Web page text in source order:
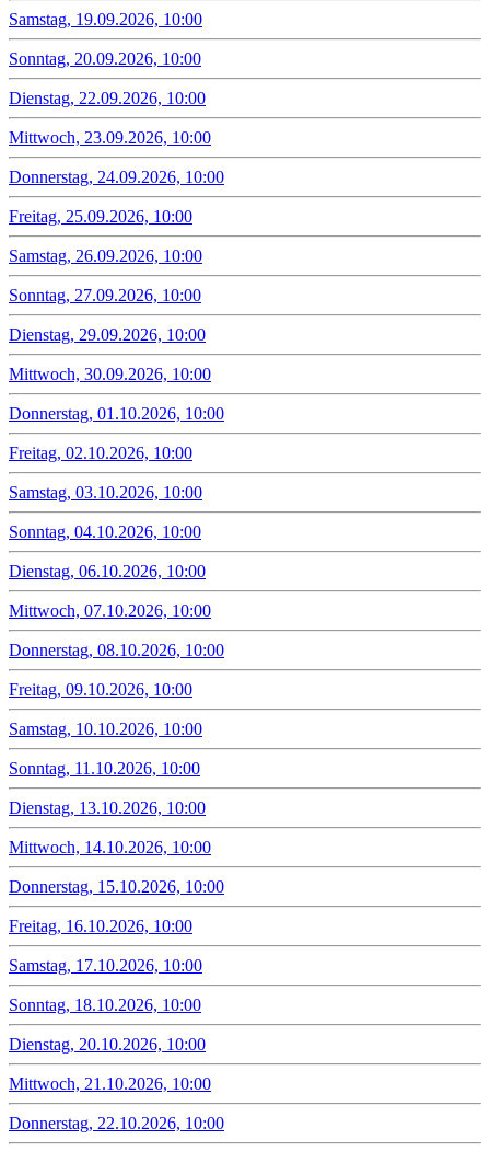
Samstag, 19.09.2026, 10:00
Sonntag, 20.09.2026, 10:00
Dienstag, 22.09.2026, 10:00
Mittwoch, 23.09.2026, 10:00
Donnerstag, 24.09.2026, 10:00
Freitag, 25.09.2026, 10:00
Samstag, 26.09.2026, 10:00
Sonntag, 27.09.2026, 10:00
Dienstag, 29.09.2026, 10:00
Mittwoch, 30.09.2026, 10:00
Donnerstag, 01.10.2026, 10:00
Freitag, 02.10.2026, 10:00
Samstag, 03.10.2026, 10:00
Sonntag, 04.10.2026, 10:00
Dienstag, 06.10.2026, 10:00
Mittwoch, 07.10.2026, 10:00
Donnerstag, 08.10.2026, 10:00
Freitag, 09.10.2026, 10:00
Samstag, 10.10.2026, 10:00
Sonntag, 11.10.2026, 10:00
Dienstag, 13.10.2026, 10:00
Mittwoch, 14.10.2026, 10:00
Donnerstag, 15.10.2026, 10:00
Freitag, 16.10.2026, 10:00
Samstag, 17.10.2026, 10:00
Sonntag, 18.10.2026, 10:00
Dienstag, 20.10.2026, 10:00
Mittwoch, 21.10.2026, 10:00
Donnerstag, 22.10.2026, 10:00